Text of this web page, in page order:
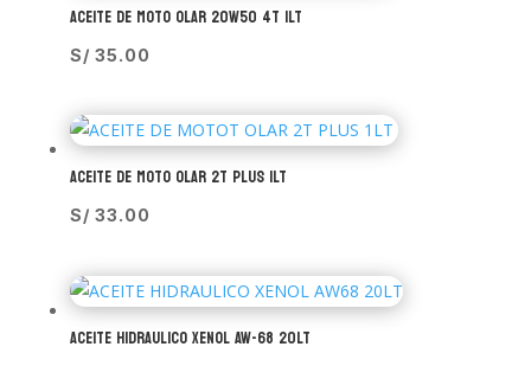
ACEITE DE MOTO OLAR 20W50 4T 1LT
S/ 35.00
ACEITE DE MOTO OLAR 2T PLUS 1LT
S/ 33.00
ACEITE HIDRAULICO XENOL AW-68 20LT